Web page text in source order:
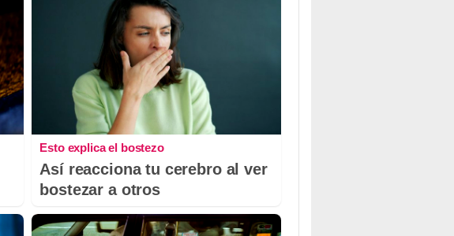
Esto explica el bostezo
Así reacciona tu cerebro al ver
bostezar a otros